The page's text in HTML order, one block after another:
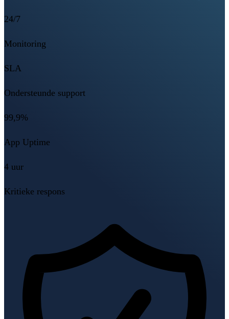
24/7
Monitoring
SLA
Ondersteunde support
99,9%
App Uptime
4 uur
Kritieke respons